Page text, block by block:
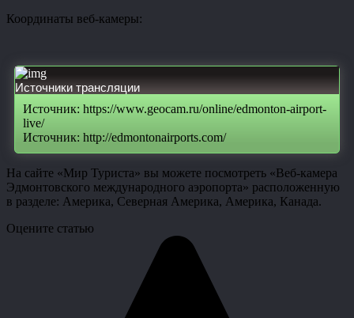
Координаты веб-камеры:
Источники трансляции
Источник: https://www.geocam.ru/online/edmonton-airport-
live/
Источник: http://edmontonairports.com/
На сайте «Мир Туриста» вы можете посмотреть «Веб-камера
Эдмонтовского международного аэропорта» расположенную
в разделе: Америка, Северная Америка, Америка, Канада.
Оцените статью